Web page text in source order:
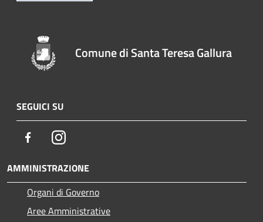
Comune di Santa Teresa Gallura
SEGUICI SU
FacebookInstagram
AMMINISTRAZIONE
Organi di Governo
Aree Amministrative